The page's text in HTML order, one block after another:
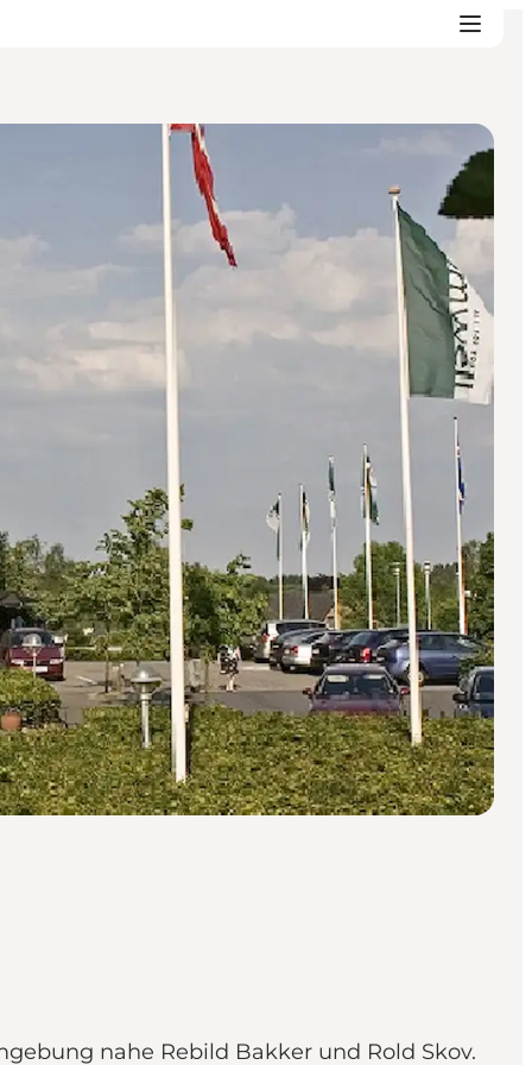
nahe Rebild Bakker und Rold Skov.